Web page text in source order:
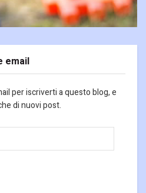
email
per iscriverti a questo blog, e
di nuovi post.